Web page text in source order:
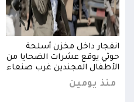
انفجار داخل مخزن أسلحة
حوثي يوقع عشرات الضحايا من
الأطفال المجندين غرب صنعاء
منذ يومين